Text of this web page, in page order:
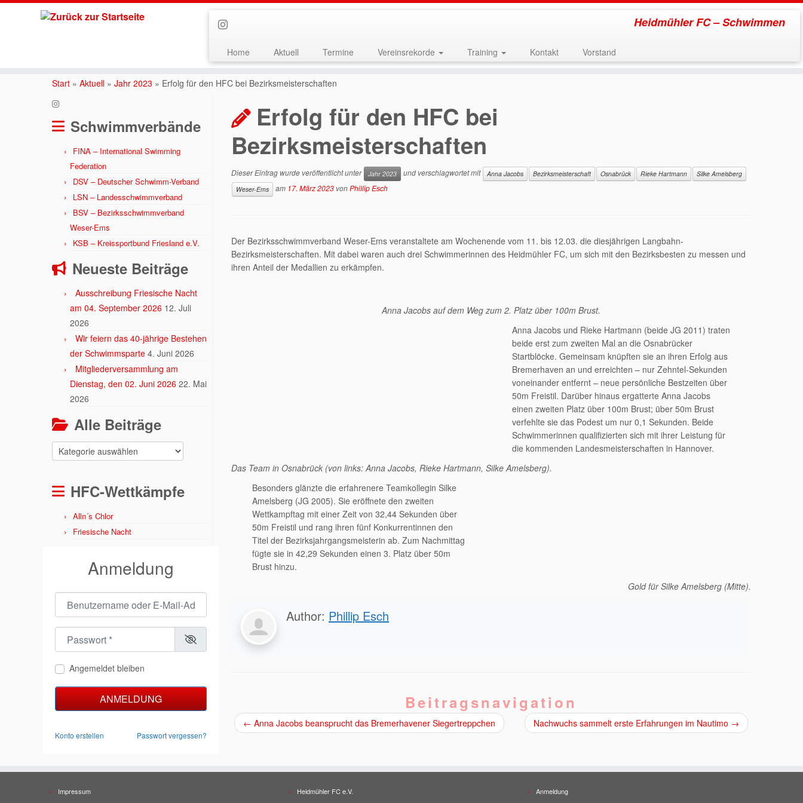
Heidmühler FC – Schwimmen
Home Aktuell Termine Vereinsrekorde Training Kontakt Vorstand
Start » Aktuell » Jahr 2023 » Erfolg für den HFC bei Bezirksmeisterschaften
Schwimmverbände
FINA – International Swimming
Federation
DSV – Deutscher Schwimm-Verband
LSN – Landesschwimmverband
BSV – Bezirksschwimmverband
Weser-Ems
KSB – Kreissportbund Friesland e.V.
Neueste Beiträge
Ausschreibung Friesische Nacht
am 04. September 2026 12. Juli
2026
Wir feiern das 40-jährige Bestehen
der Schwimmsparte 4. Juni 2026
Mitgliederversammlung am
Dienstag, den 02. Juni 2026 22. Mai
2026
Alle Beiträge
Alle
Beiträge
HFC-Wettkämpfe
Alln´s Chlor
Friesische Nacht
Anmeldung
Angemeldet bleiben
ANMELDUNG
Konto erstellen Passwort vergessen?
Erfolg für den HFC bei
Bezirksmeisterschaften
Dieser Eintrag wurde veröffentlicht unter Jahr 2023 und verschlagwortet mit Anna Jacobs Bezirksmeisterschaft Osnabrück Rieke Hartmann
Silke Amelsberg
Weser-Ems
am 17. März 2023 vonPhillip Esch
Der Bezirksschwimmverband Weser-Ems veranstaltete am Wochenende vom 11. bis 12.03. die diesjährigen Langbahn-
Bezirksmeisterschaften. Mit dabei waren auch drei Schwimmerinnen des Heidmühler FC, um sich mit den Bezirksbesten zu messen und
ihren Anteil der Medallien zu erkämpfen.
Anna Jacobs auf dem Weg zum 2. Platz über 100m Brust.
Anna Jacobs und Rieke Hartmann (beide JG 2011) traten
beide erst zum zweiten Mal an die Osnabrücker
Startblöcke. Gemeinsam knüpften sie an ihren Erfolg aus
Bremerhaven an und erreichten – nur Zehntel-Sekunden
voneinander entfernt – neue persönliche Bestzeiten über
50m Freistil. Darüber hinaus ergatterte Anna Jacobs
einen zweiten Platz über 100m Brust; über 50m Brust
verfehlte sie das Podest um nur 0,1 Sekunden. Beide
Schwimmerinnen qualifizierten sich mit ihrer Leistung für
die kommenden Landesmeisterschaften in Hannover.
Das Team in Osnabrück (von links: Anna Jacobs, Rieke Hartmann, Silke Amelsberg).
Besonders glänzte die erfahrenere Teamkollegin Silke
Amelsberg (JG 2005). Sie eröffnete den zweiten
Wettkampftag mit einer Zeit von 32,44 Sekunden über
50m Freistil und rang ihren fünf Konkurrentinnen den
Titel der Bezirksjahrgangsmeisterin ab. Zum Nachmittag
fügte sie in 42,29 Sekunden einen 3. Platz über 50m
Brust hinzu.
Gold für Silke Amelsberg (Mitte).
Author: Phillip Esch
Beitragsnavigation
← Anna Jacobs beansprucht das Bremerhavener Siegertreppchen Nachwuchs sammelt erste Erfahrungen im Nautimo →
Impressum
Heidmühler FC e.V. Anmeldung